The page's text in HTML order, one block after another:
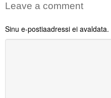
Leave a comment
Sinu e-postiaadressi ei avaldata.